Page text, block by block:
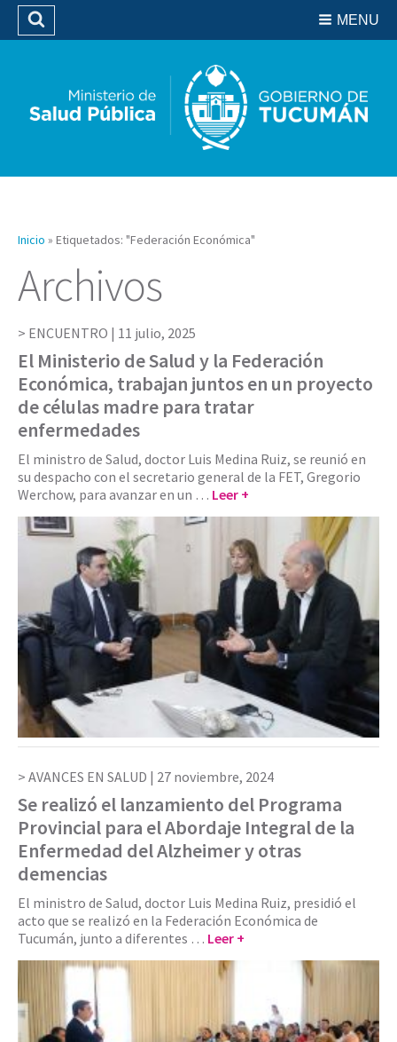
Biblioteca
MENU
Buscar
Inicio » Etiquetados: "Federación Económica"
Archivos
ENCUENTRO | 11 julio, 2025
El Ministerio de Salud y la Federación
Económica, trabajan juntos en un proyecto
de células madre para tratar
enfermedades
El ministro de Salud, doctor Luis Medina Ruiz, se reunió en
su despacho con el secretario general de la FET, Gregorio
Werchow, para avanzar en un … Leer +
AVANCES EN SALUD | 27 noviembre, 2024
Se realizó el lanzamiento del Programa
Provincial para el Abordaje Integral de la
Enfermedad del Alzheimer y otras
demencias
El ministro de Salud, doctor Luis Medina Ruiz, presidió el
acto que se realizó en la Federación Económica de
Tucumán, junto a diferentes … Leer +